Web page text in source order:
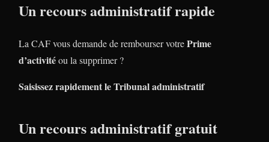
Un recours administratif rapide
La CAF vous demande de rembourser votrePrime
d’activitéou la supprimer ?
Saisissez rapidement le Tribunal administratif
Un recours administratif gratuit